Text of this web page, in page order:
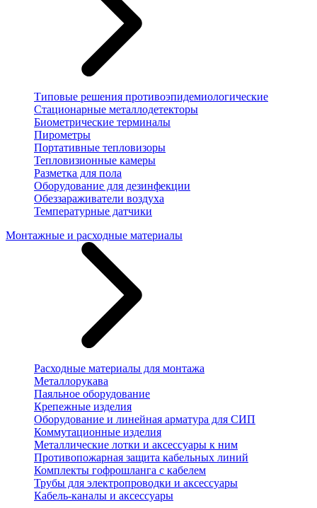
Типовые решения противоэпидемиологические
Стационарные металлодетекторы
Биометрические терминалы
Пирометры
Портативные тепловизоры
Тепловизионные камеры
Разметка для пола
Оборудование для дезинфекции
Обеззараживатели воздуха
Температурные датчики
Монтажные и расходные материалы
Расходные материалы для монтажа
Металлорукава
Паяльное оборудование
Крепежные изделия
Оборудование и линейная арматура для СИП
Коммутационные изделия
Металлические лотки и аксессуары к ним
Противопожарная защита кабельных линий
Комплекты гофрошланга с кабелем
Трубы для электропроводки и аксессуары
Кабель-каналы и аксессуары